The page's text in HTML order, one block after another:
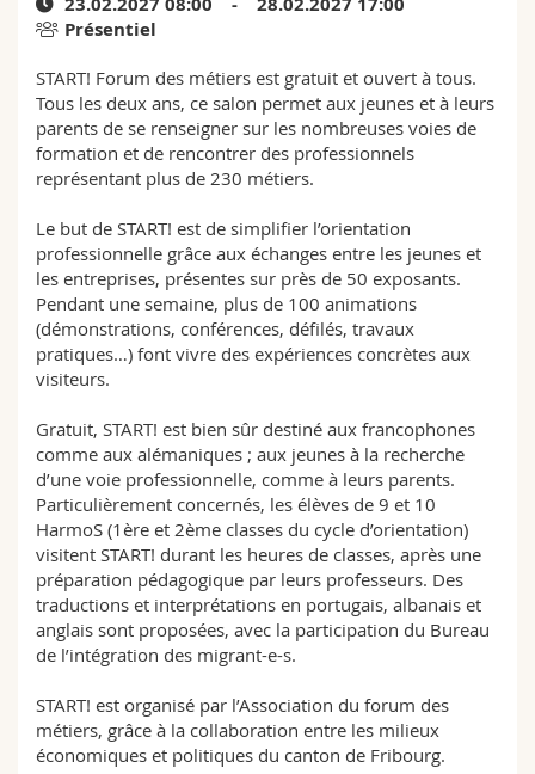
Sciences et médecine
Interfacultaire
Collaborateurs
Doctorants
Webmail
Programme des cours
MyUnifr
Présentiel
START! Forum des métiers est gratuit et ouvert à tous.
Tous les deux ans, ce salon permet aux jeunes et à leurs
parents de se renseigner sur les nombreuses voies de
formation et de rencontrer des professionnels
représentant plus de 230 métiers.
Le but de START! est de simplifier l’orientation
professionnelle grâce aux échanges entre les jeunes et
les entreprises, présentes sur près de 50 exposants.
Pendant une semaine, plus de 100 animations
(démonstrations, conférences, défilés, travaux
pratiques…) font vivre des expériences concrètes aux
visiteurs.
Gratuit, START! est bien sûr destiné aux francophones
comme aux alémaniques ; aux jeunes à la recherche
d’une voie professionnelle, comme à leurs parents.
Particulièrement concernés, les élèves de 9 et 10
HarmoS (1ère et 2ème classes du cycle d’orientation)
visitent START! durant les heures de classes, après une
préparation pédagogique par leurs professeurs. Des
traductions et interprétations en portugais, albanais et
anglais sont proposées, avec la participation du Bureau
de l’intégration des migrant-e-s.
START! est organisé par l’Association du forum des
métiers, grâce à la collaboration entre les milieux
économiques et politiques du canton de Fribourg.